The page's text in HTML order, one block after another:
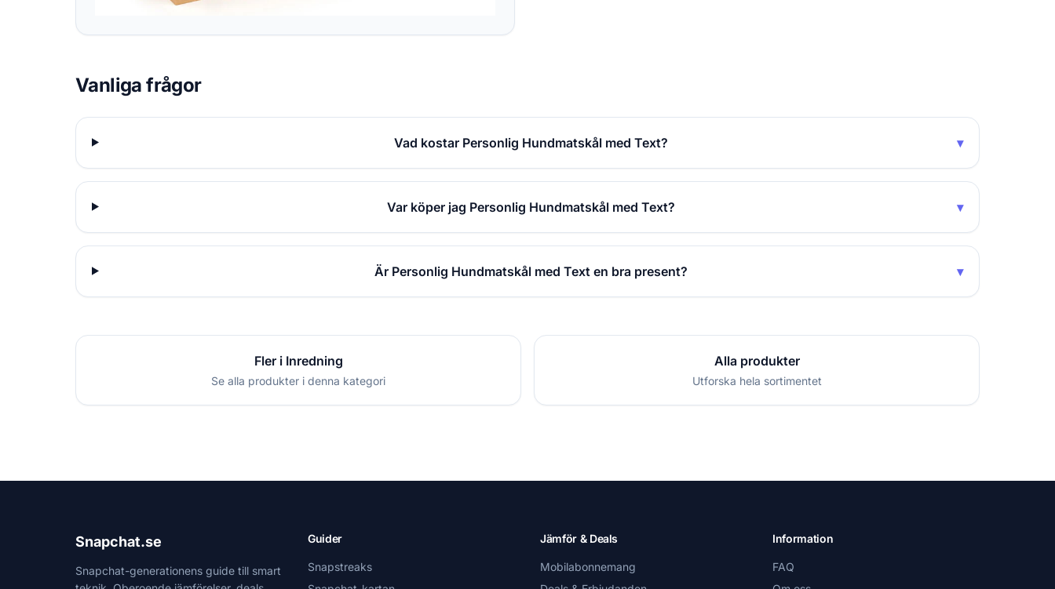
Vanliga frågor
Vad kostar Personlig Hundmatskål med Text? ▾
Var köper jag Personlig Hundmatskål med Text? ▾
Är Personlig Hundmatskål med Text en bra present? ▾
Fler i Inredning
Se alla produkter i denna kategori
Alla produkter
Utforska hela sortimentet
Snapchat.se
Snapchat-generationens guide till smart
Guider
Snapstreaks
Jämför & Deals
Mobilabonnemang
Information
FAQ